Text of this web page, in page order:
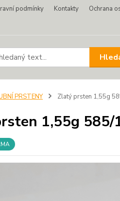
podmínky Kontakty Ochrana
PRSTENY Zlatý prsten 1,55g
1,55g 585/